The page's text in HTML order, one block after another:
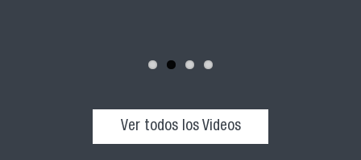
Ver todos los Videos